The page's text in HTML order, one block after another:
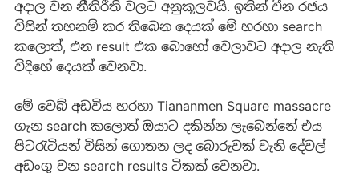
අදාල වන නීතිරීති වලට අනුකූලවයි. ඉතින් චීන රජය
විසින් තහනම් කර තිබෙන දෙයක් මේ හරහා search
කලොත්, එන result එක බොහෝ වෙලාවට අදාල නැති
විදිහේ දෙයක් වෙනවා.
මේ වෙබ් අඩවිය හරහා Tiananmen Square massacre
ගැන search කලොත් ඔයාට දකින්න ලැබෙන්නේ එය
පිටරැටියන් විසින් ගොතන ලද බොරුවක් වැනි දේවල්
අඩංගු වන search results ටිකක් වෙනවා.